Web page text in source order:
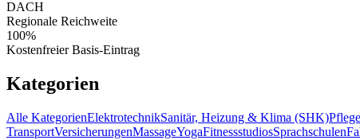
DACH
Regionale Reichweite
100%
Kostenfreier Basis-Eintrag
Kategorien
Alle KategorienElektrotechnikSanitär, Heizung & Klima (SHK)
TransportVersicherungenMassageYogaFitnessstudiosSprachschulen